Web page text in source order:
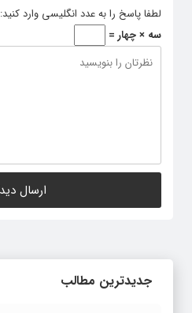
لطفا پاسخ را به عدد انگلیسی وارد کنید:
سه × چهار =
جدیدترین مطالب